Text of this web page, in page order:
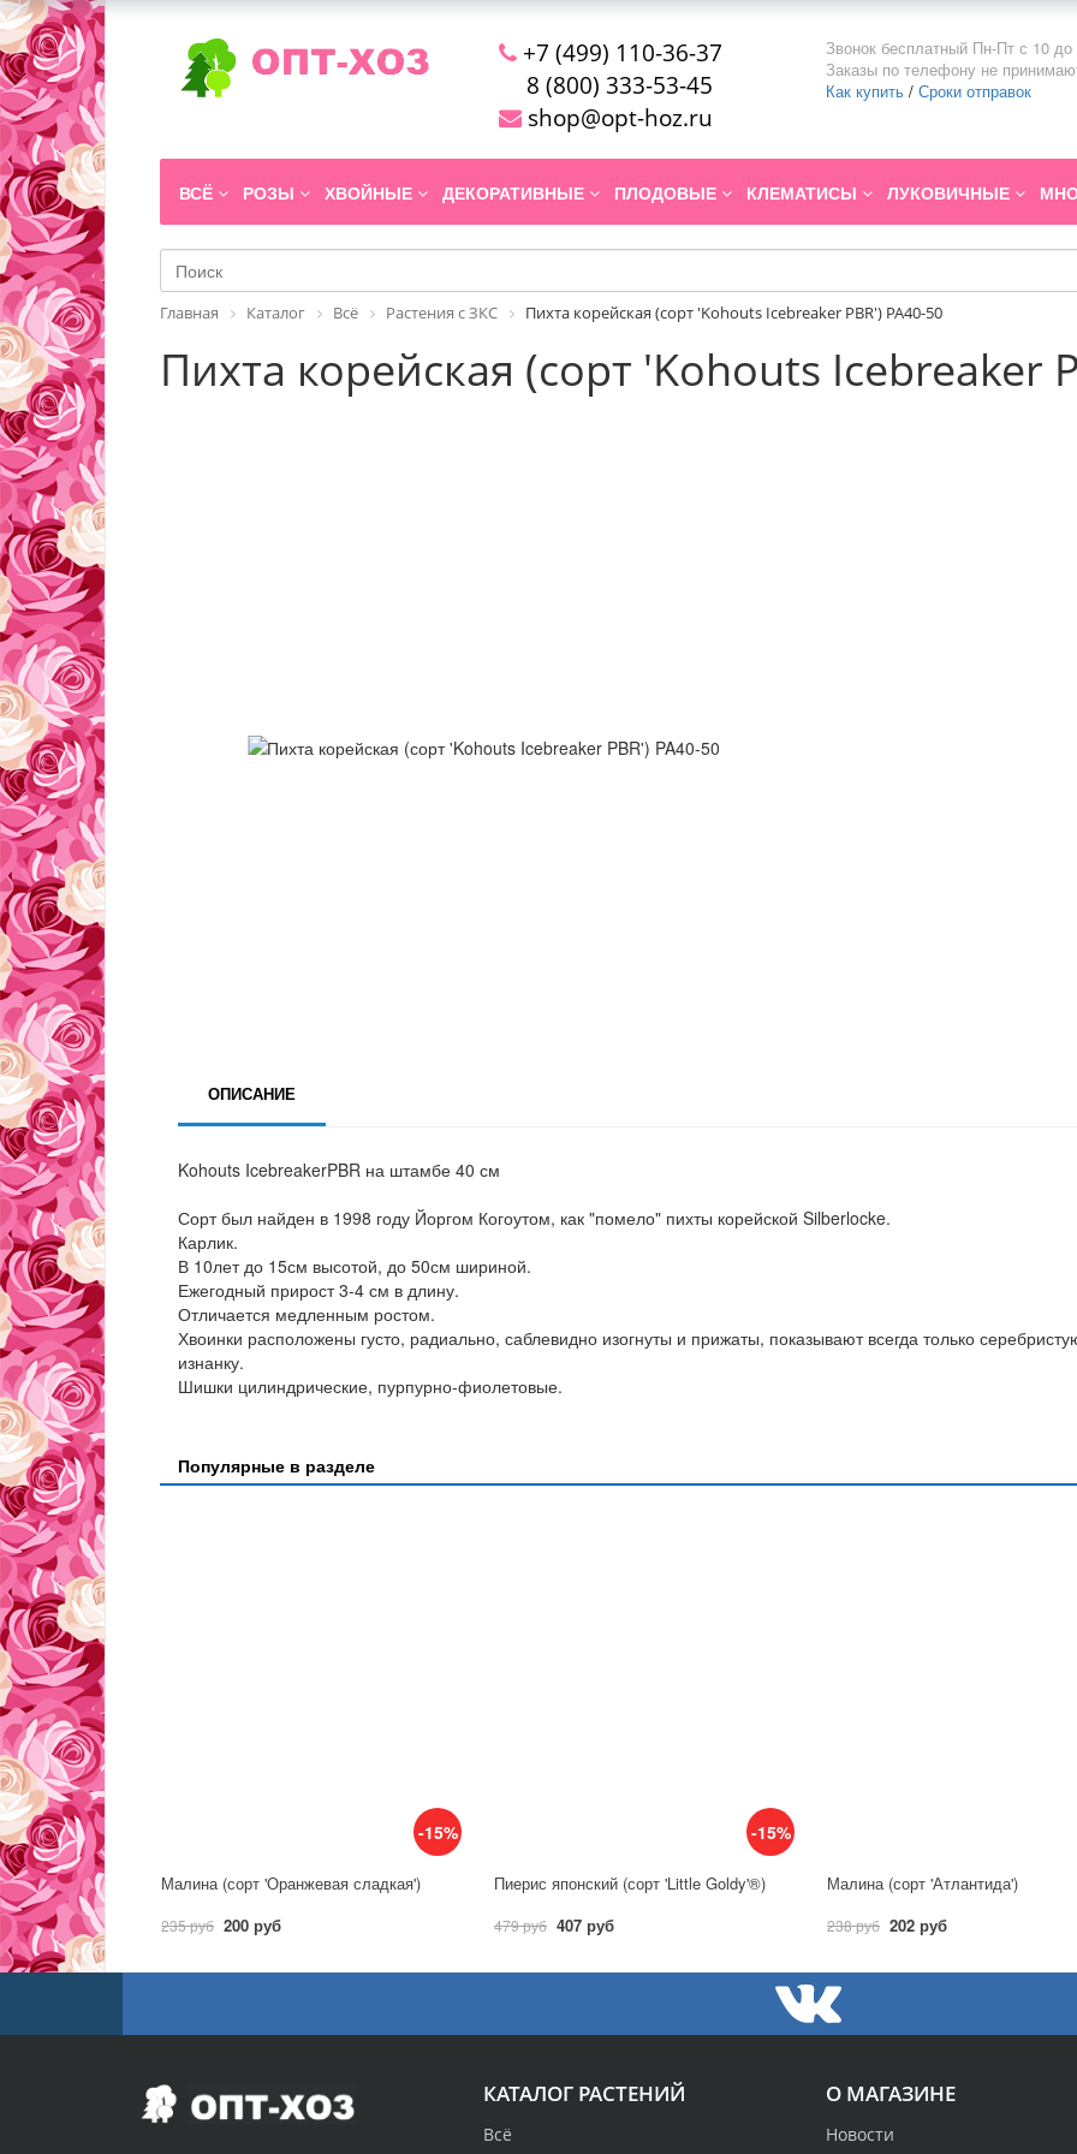
+7 (499) 110-36-37
8 (800) 333-53-45
shop@opt-hoz.ru
Звонок бесплатный Пн-Пт с 10 до
Заказы по телефону не
Как купить / Сроки отправок
ВСЁ РОЗЫ ХВОЙНЫЕ ДЕКОРАТИВНЫЕ ПЛОДОВЫЕ КЛЕМАТИСЫ ЛУКОВИЧНЫЕ
Главная Каталог Всё Растения с ЗКС Пихта корейская (сорт 'Kohouts Icebreaker PBR') PA40-50
Пихта корейская (сорт 'Kohouts Icebreaker
ОПИСАНИЕ
Kohouts IcebreakerPBR на штамбе 40 см
Сорт был найден в 1998 году Йоргом Когоутом, как "помело" пихты корейской Silberlocke.
Карлик.
В 10лет до 15см высотой, до 50см шириной.
Ежегодный прирост 3-4 см в длину.
Отличается медленным ростом.
Хвоинки расположены густо, радиально, саблевидно изогнуты и прижаты, показывают всегда только
изнанку.
Шишки цилиндрические, пурпурно-фиолетовые.
Популярные в разделе
-15%
Малина (сорт 'Оранжевая сладкая')
235 руб 200 руб
-15%
Пиерис японский (сорт 'Little Goldy'®)
479 руб 407 руб
Малина (сорт 'Атлантида')
238 руб 202 руб
О МАГАЗИНЕ
Новости
КАТАЛОГ РАСТЕНИЙ
Всё